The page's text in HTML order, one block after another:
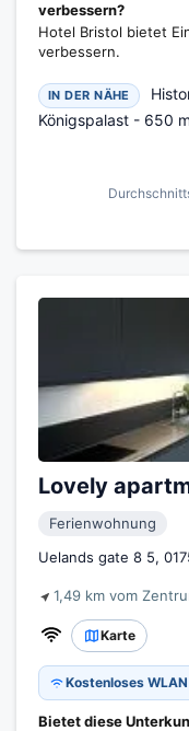
verbessern?
Hotel Bristol bietet
verbessern.
IN DER NÄHE
Königspalast - 650
Lovely
Ferienwohnung
Uelands gate 8 5,
1,49 km vom
Karte
Kostenloses WLAN
Bietet diese